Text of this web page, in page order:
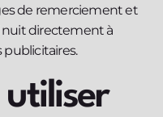
de remerciement et
directement à
publicitaires.